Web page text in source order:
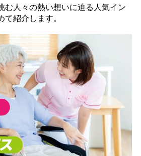
む人々の熱い想いに迫る人気イン
て紹介します。